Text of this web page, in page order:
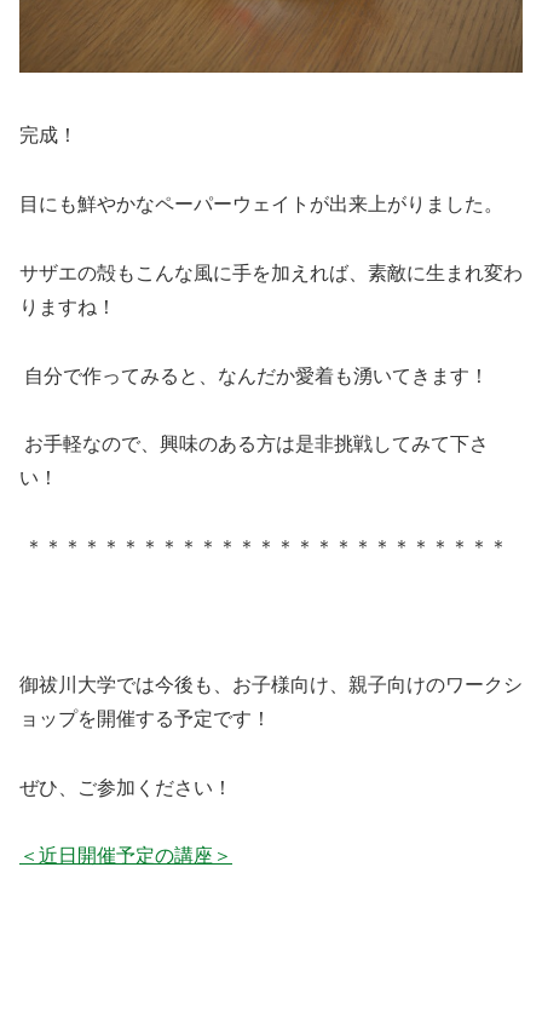
完成！
目にも鮮やかなペーパーウェイトが出来上がりました。
サザエの殻もこんな風に手を加えれば、素敵に生まれ変わ
りますね！
自分で作ってみると、なんだか愛着も湧いてきます！
お手軽なので、興味のある方は是非挑戦してみて下さ
い！
＊＊＊＊＊＊＊＊＊＊＊＊＊＊＊＊＊＊＊＊＊＊＊＊＊
御祓川大学では今後も、お子様向け、親子向けのワークシ
ョップを開催する予定です！
ぜひ、ご参加ください！
＜近日開催予定の講座＞